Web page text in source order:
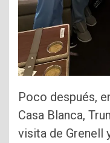
Poco después,
Casa Blanca,
visita de Grenell